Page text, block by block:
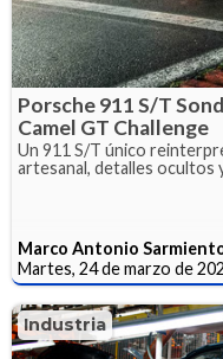
Porsche 911 S/T
Camel GT Challenge
Un 911 S/T único
artesanal, detalles ocultos
Marco Antonio
Martes, 24 de marzo de
Industria